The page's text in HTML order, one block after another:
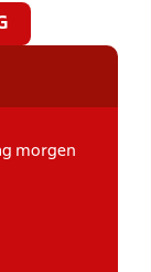
morgen